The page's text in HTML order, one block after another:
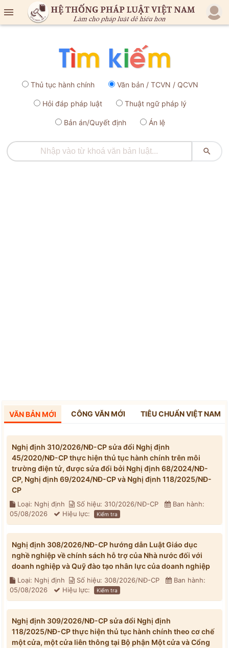

Thủ tục hành chính Văn bản / TCVN / QCVN
Hỏi đáp pháp luật Thuật ngữ pháp lý
Bản án/Quyết định Án lệ

VĂN BẢN MỚI CÔNG VĂN MỚI TIÊU CHUẨN VIỆT NAM
Nghị định 310/2026/NĐ-CP sửa đổi Nghị định
45/2020/NĐ-CP thực hiện thủ tục hành chính trên môi
trường điện tử, được sửa đổi bởi Nghị định 68/2024/NĐ-
CP, Nghị định 69/2024/NĐ-CP và Nghị định 118/2025/NĐ-
CP
Loại: Nghị định Số hiệu: 310/2026/NĐ-CP
Ban hành:
05/08/2026
Hiệu lực: Kiểm tra
Nghị định 308/2026/NĐ-CP hướng dẫn Luật Giáo dục
nghề nghiệp về chính sách hỗ trợ của Nhà nước đối với
doanh nghiệp và Quỹ đào tạo nhân lực của doanh nghiệp
Loại: Nghị định Số hiệu: 308/2026/NĐ-CP
Ban hành:
05/08/2026
Hiệu lực: Kiểm tra
Nghị định 309/2026/NĐ-CP sửa đổi Nghị định
118/2025/NĐ-CP thực hiện thủ tục hành chính theo cơ chế
một cửa, một cửa liên thông tại Bộ phận Một cửa và Cổng